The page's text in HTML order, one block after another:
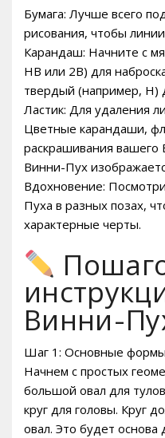
Бумага: Лучше всего
рисования, чтобы
Карандаш: Начните с
HB или 2B) для
твердый (например, H)
Ластик: Для удаления
Цветные карандаши,
раскрашивания
Винни-Пух
Вдохновение:
Пуха в разных позах,
характерные черты.
Винни-
Шаг 1: Основные формы
Начнем с простых
большой овал для
круг для головы. Круг
овал. Это будет